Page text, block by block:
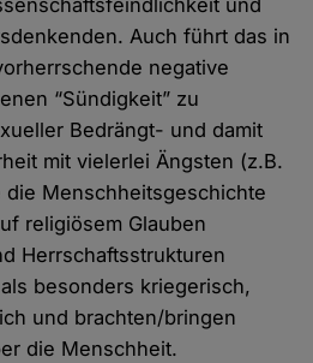
und
Auch führt das in
negative
“Sündigkeit” zu
Bedrängt- und damit
mit vielerlei Ängsten (z.B.
die Menschheitsgeschichte
religiösem Glauben
Herrschaftsstrukturen
besonders kriegerisch,
und brachten/bringen
die Menschheit.